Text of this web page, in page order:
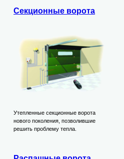
Секционные ворота
Утепленные секционные ворота
нового поколения, позволившие
решить проблему тепла.